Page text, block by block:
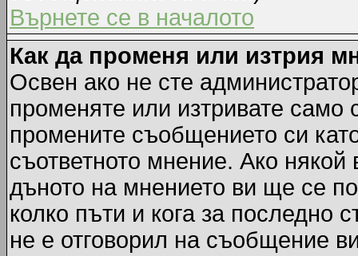
Върнете се в началото
Как да променя или изтрия
Освен ако не сте
променяте или изтривате
промените съобщението си
съответното мнение. Ако
дъното на мнението ви ще се
колко пъти и кога за последно
не е отговорил на съобщение